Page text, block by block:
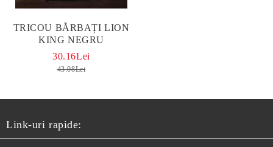
TRICOU BĂRBAȚI LION
KING NEGRU
30.16Lei
43.08Lei
Link-uri rapide: